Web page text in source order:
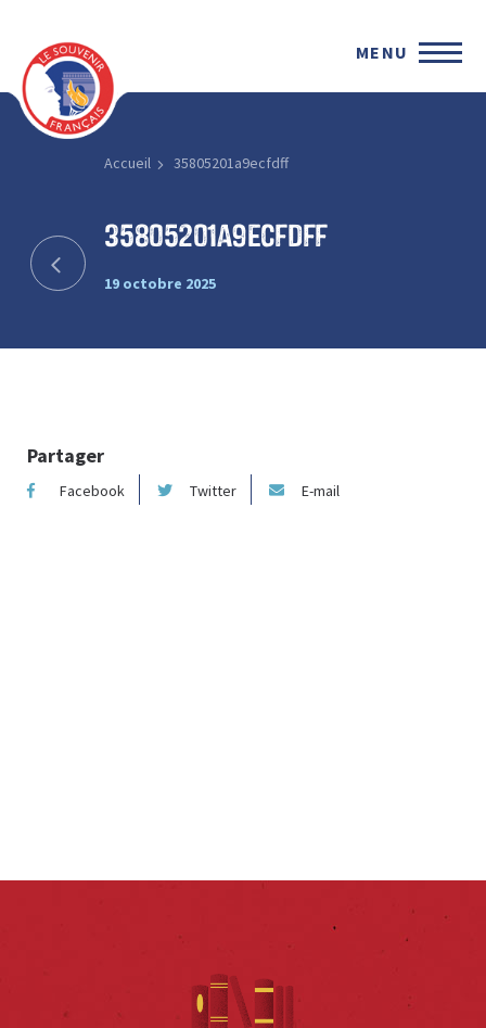
MENU
Accueil 35805201a9ecfdff
35805201a9ecfdff
19 octobre 2025
Partager
Facebook Twitter E-mail